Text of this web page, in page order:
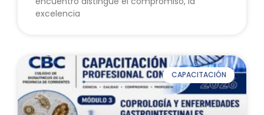
excelencia
CAPACITACIÓN